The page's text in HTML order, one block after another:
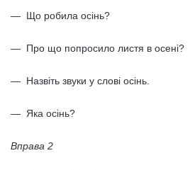
— Що робила осінь?
— Про що попросило листя в осені?
— Назвіть звуки у слові осінь.
— Яка осінь?
Вправа 2